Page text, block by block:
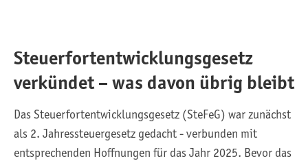
Steuerfortentwicklungsgesetz
verkündet – was davon übrig bleibt
Das Steuerfortentwicklungsgesetz (SteFeG) war zunächst
als 2. Jahressteuergesetz gedacht - verbunden mit
entsprechenden Hoffnungen für das Jahr 2025. Bevor das